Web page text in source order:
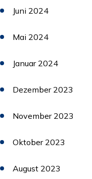
Juni 2024
Mai 2024
Januar 2024
Dezember 2023
November 2023
Oktober 2023
August 2023